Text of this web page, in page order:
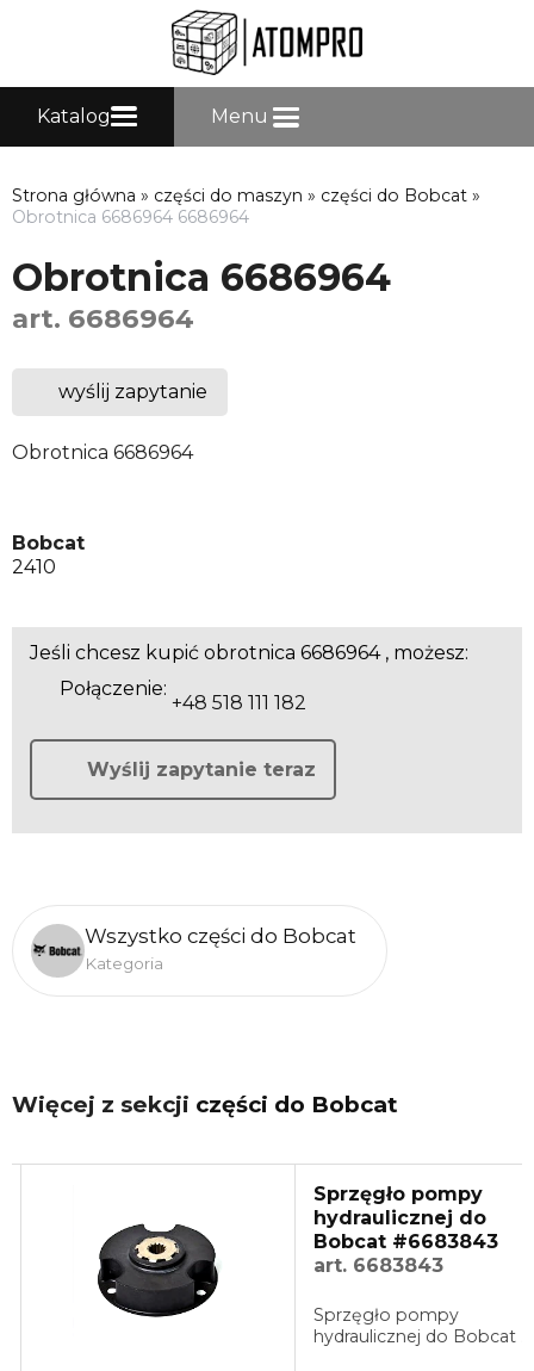
Katalog Menu
Strona główna » części do maszyn » części do Bobcat »
Obrotnica 6686964 6686964
Obrotnica 6686964
art. 6686964
wyślij zapytanie
Obrotnica 6686964
Bobcat
2410
Jeśli chcesz kupić obrotnica 6686964 , możesz:
Połączenie:
+48 518 111 182
Wyślij zapytanie teraz
Wszystko części do Bobcat
Kategoria
Więcej z sekcji części do Bobcat
Sprzęgło pompy
hydraulicznej do
Bobcat #6683843
art. 6683843
Sprzęgło pompy
hydraulicznej do Bobcat ...